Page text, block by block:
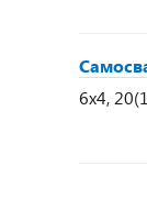
6х4,